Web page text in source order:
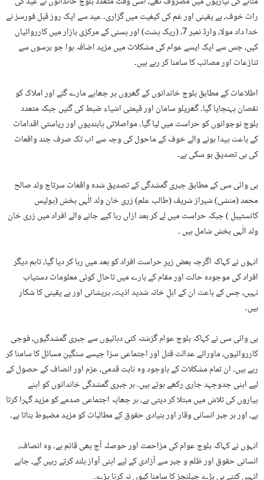
رات خوف، بے یقینی اور غم کی کیفیت میں گزاری۔ عید سے ایک روز قبل فورسز نے
خدا داد مولا، وارڈ نمبر 7، (ریک پشت) اور پسنی کے مرکزی بازار میں کارروائیاں
کیں، جس سے ایک ایسے عوام کی مشکلات میں مزید اضافہ ہوا جو برسوں سے
تنازعات اور مصائب کا سامنا کر رہے ہیں۔
اطلاعات کے مطابق بلوچ خاندانوں کے گھروں پر چھاپے مارے گئے اور املاک کو
نقصان پہنچایا گیا۔ گھریلو سامان اور قیمتی اشیاء ضبط کی گئیں جبکہ متعدد
بلوچ نوجوانوں کو حراست میں لیا گیا۔ مواصلاتی پابندیوں اور ریاستی اقدامات
کے باعث پیدا ہونے والے خوف کے ماحول کی وجہ سے اب تک صرف چند واقعات
کی ہی تصدیق ہو سکی ہے۔
بی وائی سی کے مطابق جبری گمشدگی کے تصدیق شدہ واقعات سرتاج ولد صالح
محمد (منشی) شیراز شریف (طالب علم) زری خان ولد الٰہی بخش (پولیس
کانسٹیبل ) جبکہ حراست میں لے کر بعد ازاں رہا کیے جانے والے افراد میں زری خان
ولد الٰہی بخش شامل ہیں ۔
انہوں نے کہاکہ اگرچہ بعض زیرِ حراست افراد کو بعد میں رہا کر دیا گیا، تاہم دیگر
افراد کی موجودہ حالت اور مقام کے بارے میں تاحال کوئی معلومات دستیاب
نہیں، جس کے باعث ان کے اہلِ خانہ شدید اذیت، پریشانی اور بے یقینی کا شکار
ہیں۔
بی وائی سی نے کہاکہ بلوچ عوام گزشتہ کئی دہائیوں سے جبری گمشدگیوں، فوجی
کارروائیوں، ماورائے عدالت قتل اور اجتماعی سزا جیسے سنگین مسائل کا سامنا کر
رہے ہیں۔ ان تمام مشکلات کے باوجود وہ ثابت قدمی، عزم اور انصاف کے حصول کے
لیے اپنی جدوجہد جاری رکھے ہوئے ہیں۔ ہر جبری گمشدگی خاندانوں کو اپنے
پیاروں کی تلاش میں مبتلا کر دیتی ہے، ہر چھاپہ اجتماعی صدمے کو مزید گہرا کرتا
ہے، اور ہر جبر انسانی وقار اور بنیادی حقوق کے مطالبات کو مزید مضبوط بناتا ہے۔
انہوں نے کہاکہ بلوچ عوام کی مزاحمت اور حوصلہ آج بھی قائم ہے۔ وہ انصاف،
انسانی حقوق اور ظلم و جبر سے آزادی کے لیے اپنی آواز بلند کرتے رہیں گے، چاہے
انہیں کتنے ہی بڑے چیلنجز کا سامنا کیوں نہ کرنا پڑے۔